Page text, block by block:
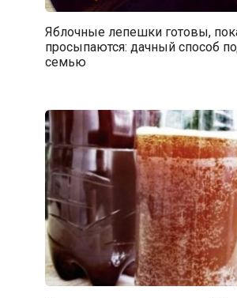
Яблочные лепешки готовы,
просыпаются: дачный способ
семью